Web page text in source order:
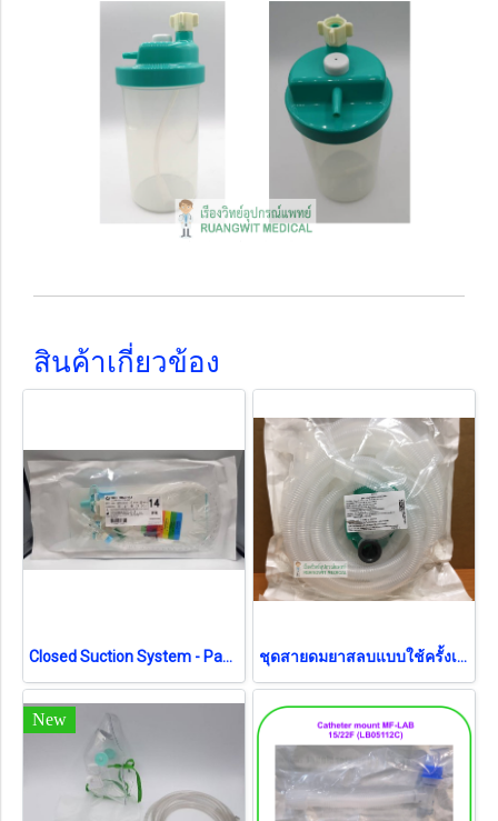
สินค้าเกี่ยวข้อง
Closed Suction System - Pacific Health No.14 สายดูดเสมหะระบบปิด (exp 12-2026) ชุดสายดมยาสลบแบบใช้ครั้งเดียว Anesthesia Breathing Circuit MF-LAB เด็ก (B0580)
New